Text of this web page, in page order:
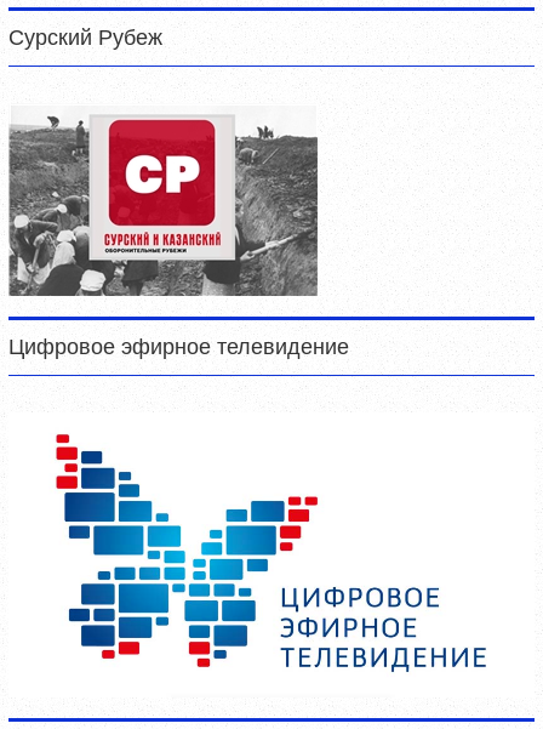
Сурский Рубеж
Цифровое эфирное телевидение